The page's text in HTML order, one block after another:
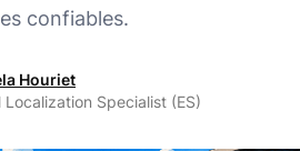
confiables.
Houriet
Localization Specialist (ES)